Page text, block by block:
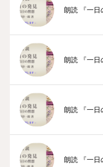
朗読 『一日
朗読 『一日
朗読 『一日
朗読 『一日